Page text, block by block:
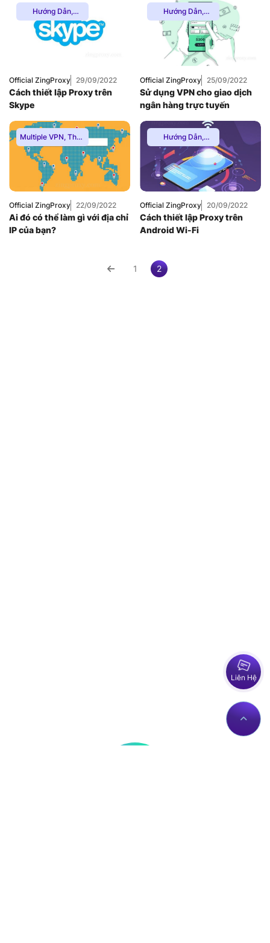
Hướng Dẫn,
Multiple VPN,Thuê
Proxy Nước Ngoài,
Thuê Proxy US,
Uncategorized
Official ZingProxy 29/09/2022
Cách thiết lập Proxy trên
Skype
Hướng Dẫn,
Multiple VPN,Thuê
Proxy Nước Ngoài,
Thuê Proxy US ,
Thuê Proxy Việt
Nam
Official ZingProxy
25/09/2022
Sử dụng VPN cho giao dịch
ngân hàng trực tuyến
Multiple VPN, Thuê
Proxy Nước Ngoài,
Thuê Proxy US,
Thuê Proxy Việt
Nam
Uncategorized
Official ZingProxy
22/09/2022
Ai đó có thể làm gì với địa chỉ
IP của bạn?
Hướng Dẫn,
Multiple VPN,Thuê
Proxy Nước Ngoài,
Thuê Proxy US,
Thuê Proxy Việt
Nam,
Uncategorized
Official ZingProxy 20/09/2022
Cách thiết lập Proxy trên
Android Wi-Fi
1 2
Liên Hệ